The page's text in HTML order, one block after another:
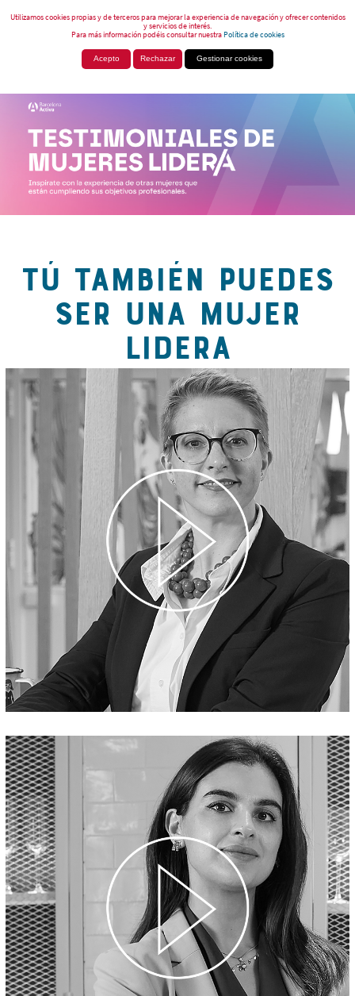
Utilizamos cookies propias y de terceros para mejorar la experiencia de navegación y ofrecer contenidos
y servicios de interés.
Para más información podéis consultar nuestraPolítica de cookies
Acepto Rechazar Gestionar cookies
TÚ TAMBIÉN PUEDES
SER UNA MUJER
LIDERA